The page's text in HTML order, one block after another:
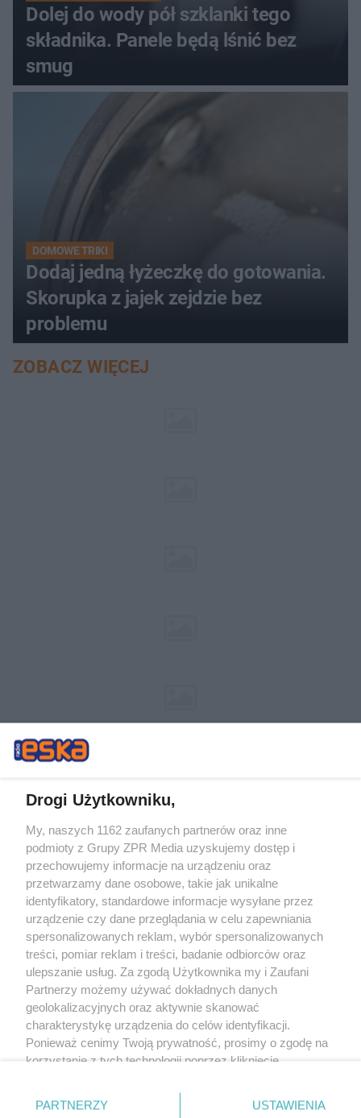
Dolej do wody pół szklanki tego
składnika. Panele będą lśnić bez
smug
DOMOWE TRIKI
Dodaj jedną łyżeczkę do gotowania.
Skorupka z jajek zejdzie bez
problemu
ZOBACZ WIĘCEJ
Żaden utwór zamieszczony w serwisie nie może być powielany i
rozpowszechniany lub dalej rozpowszechniany w jakikolwiek sposób (w
tym także elektroniczny lub mechaniczny) na jakimkolwiek polu
eksploatacji w jakiejkolwiek formie, włącznie z umieszczaniem w Internecie
bez pisemnej zgody właściciela praw. Jakiekolwiek użycie lub
wykorzystanie utworów w całości lub w części z naruszeniem prawa, tzn.
bez właściwej zgody, jest zabronione pod groźbą kary i może być ścigane
prawnie.
O nas
Drogi Użytkowniku,
My, naszych 1162 zaufanych partnerów oraz inne
podmioty z Grupy ZPR Media uzyskujemy dostęp i
przechowujemy informacje na urządzeniu oraz
przetwarzamy dane osobowe, takie jak unikalne
identyfikatory, standardowe informacje wysyłane przez
urządzenie czy dane przeglądania w celu zapewniania
spersonalizowanych reklam, wybór spersonalizowanych
treści, pomiar reklam i treści, badanie odbiorców oraz
ulepszanie usług. Za zgodą Użytkownika my i Zaufani
Partnerzy możemy używać dokładnych danych
geolokalizacyjnych oraz aktywnie skanować
charakterystykę urządzenia do celów identyfikacji.
Ponieważ cenimy Twoją prywatność, prosimy o zgodę na
korzystanie z tych technologii poprzez kliknięcie
zmienić/wycofać klikając przycisk ustawień prywatności
PARTNERZY USTAWIENIA